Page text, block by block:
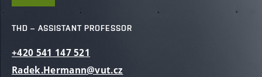
THD – ASSISTANT PROFESSOR
+420 541 147521
Radek.Hermann@vut.cz